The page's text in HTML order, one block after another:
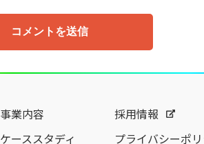
事業内容
ケーススタディ
採用情報
プライバシーポ